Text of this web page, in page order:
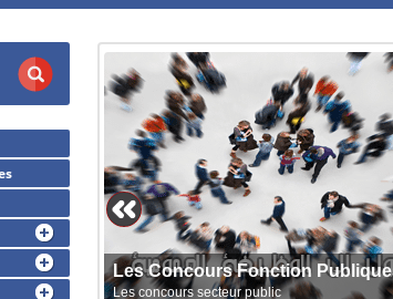
Les Concours Fonction
Les concours secteur public